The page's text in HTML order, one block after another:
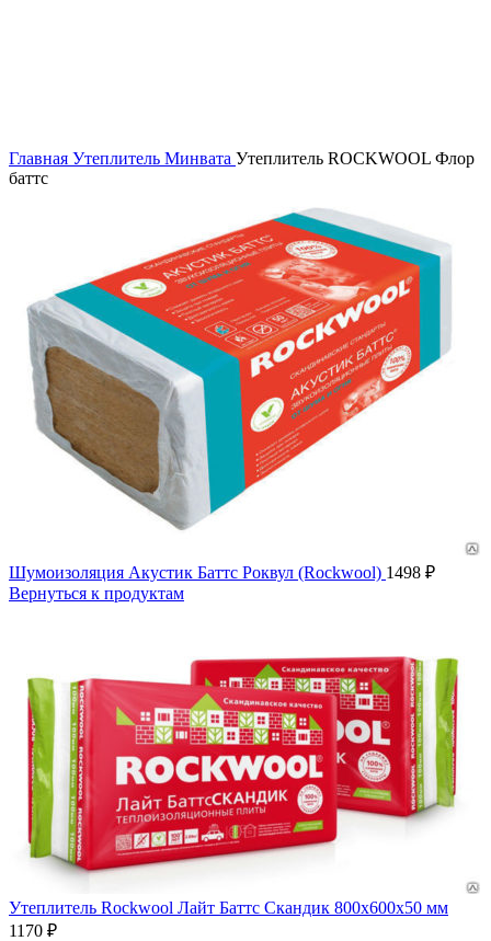
Главная Утеплитель Минвата Утеплитель ROCKWOOL Флор
баттс
Шумоизоляция Акустик Баттс Роквул (Rockwool) 1498 ₽
Вернуться к продуктам
Утеплитель Rockwool Лайт Баттс Скандик 800х600х50 мм
1170 ₽